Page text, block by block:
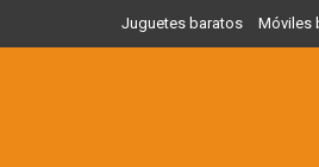
Juguetes baratos Móviles